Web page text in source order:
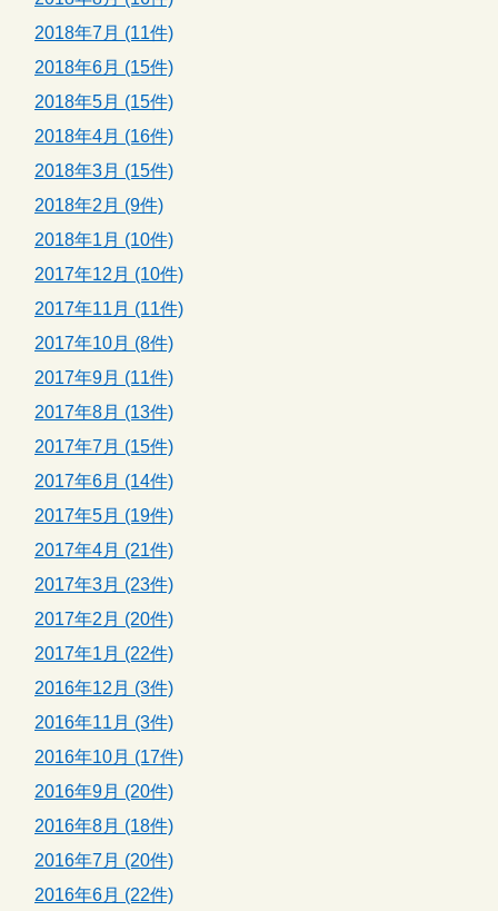
2018年7月 (11件)
2018年6月 (15件)
2018年5月 (15件)
2018年4月 (16件)
2018年3月 (15件)
2018年2月 (9件)
2018年1月 (10件)
2017年12月 (10件)
2017年11月 (11件)
2017年10月 (8件)
2017年9月 (11件)
2017年8月 (13件)
2017年7月 (15件)
2017年6月 (14件)
2017年5月 (19件)
2017年4月 (21件)
2017年3月 (23件)
2017年2月 (20件)
2017年1月 (22件)
2016年12月 (3件)
2016年11月 (3件)
2016年10月 (17件)
2016年9月 (20件)
2016年8月 (18件)
2016年7月 (20件)
2016年6月 (22件)